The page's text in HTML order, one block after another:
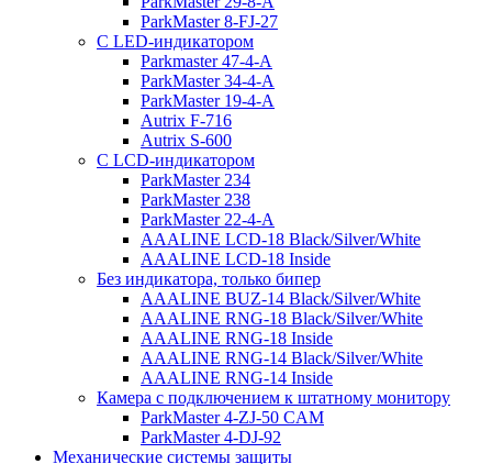
ParkMaster 8-FJ-27
С LED-индикатором
Parkmaster 47-4-A
ParkMaster 34-4-A
ParkMaster 19-4-A
Autrix F-716
Autrix S-600
С LCD-индикатором
ParkMaster 234
ParkMaster 238
ParkMaster 22-4-A
AAALINE LCD-18 Black/Silver/White
AAALINE LCD-18 Inside
Без индикатора, только бипер
AAALINE BUZ-14 Black/Silver/White
AAALINE RNG-18 Black/Silver/White
AAALINE RNG-18 Inside
AAALINE RNG-14 Black/Silver/White
AAALINE RNG-14 Inside
Камера с подключением к штатному монитору
ParkMaster 4-ZJ-50 CAM
ParkMaster 4-DJ-92
Механические системы защиты